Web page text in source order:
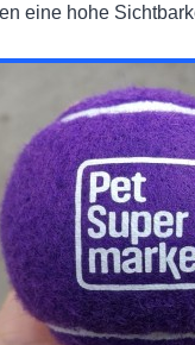
eine hohe